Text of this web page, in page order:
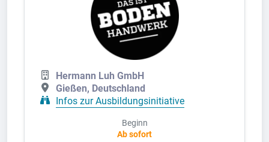
Hermann Luh GmbH
Gießen, Deutschland
Infos zur Ausbildungsinitiative
Beginn
Ab sofort